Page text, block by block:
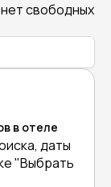
свободных
в отеле
даты
"Выбрать